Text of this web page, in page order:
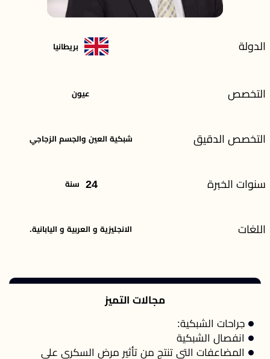
الدولة بريطانيا
التخصص عيون
التخصص الدقيق شبكية العين والجسم الزجاجي
سنوات الخبرة 24 سنة
اللغات الانجليزية و العربية و اليابانية.
مجالات التميز
جراحات الشبكية:
انفصال الشبكية
المضاعفات التى تنتج من تأثير مرض السكرى على